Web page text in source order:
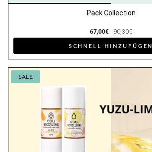
Pack Collection
67,00€ 90,30€
SCHNELL HINZUFÜGEN
SALE